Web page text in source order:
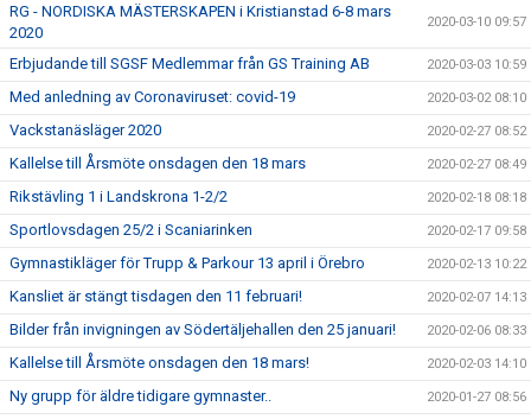
RG - NORDISKA MÄSTERSKAPEN i Kristianstad 6-8 mars
2020
2020-03-10 09:57
Erbjudande till SGSF Medlemmar från GS Training AB 2020-03-03 10:59
Med anledning av Coronaviruset: covid-19 2020-03-02 08:10
Vackstanäsläger 2020 2020-02-27 08:52
Kallelse till Årsmöte onsdagen den 18 mars 2020-02-27 08:49
Rikstävling 1 i Landskrona 1-2/2 2020-02-18 08:18
Sportlovsdagen 25/2 i Scaniarinken 2020-02-17 09:58
Gymnastikläger för Trupp & Parkour 13 april i Örebro 2020-02-13 10:22
Kansliet är stängt tisdagen den 11 februari! 2020-02-07 14:13
Bilder från invigningen av Södertäljehallen den 25 januari! 2020-02-06 08:33
Kallelse till Årsmöte onsdagen den 18 mars! 2020-02-03 14:10
Ny grupp för äldre tidigare gymnaster.. 2020-01-27 08:56